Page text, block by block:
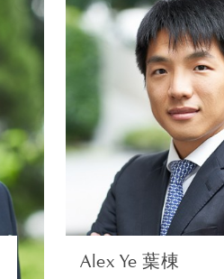
Alex Ye 葉棟
Alex Ye
合夥
訴
瀏覽